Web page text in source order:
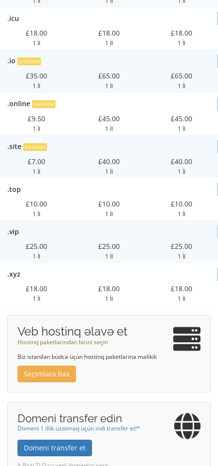
.icu
£18.00
1 İl
£18.00
1 İl
£18.00
1 İl
.io ENDIRIM
£35.00
1 İl
£65.00
1 İl
£65.00
1 İl
.online ENDIRIM
£9.50
1 İl
£45.00
1 İl
£45.00
1 İl
.site ENDIRIM
£7.00
1 İl
£40.00
1 İl
£40.00
1 İl
.top
£10.00
1 İl
£10.00
1 İl
£10.00
1 İl
.vip
£25.00
1 İl
£25.00
1 İl
£25.00
1 İl
.xyz
£18.00
1 İl
£18.00
1 İl
£18.00
1 İl
Veb hostinq əlavə et
Hostinq paketlərindən birini seçin
Biz istənilən büdcə üçün hostinq paketlərinə malikik
Seçimlərə bax
Domeni transfer edin
Domeni 1 illik uzatmaq üçün indi transfer et!*
Domeni transfer et